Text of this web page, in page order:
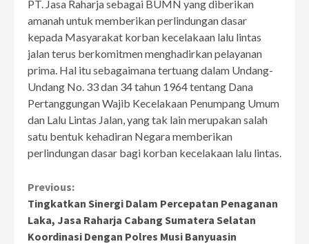
PT. Jasa Raharja sebagai BUMN yang diberikan
amanah untuk memberikan perlindungan dasar
kepada Masyarakat korban kecelakaan lalu lintas
jalan terus berkomitmen menghadirkan pelayanan
prima. Hal itu sebagaimana tertuang dalam Undang-
Undang No. 33 dan 34 tahun 1964 tentang Dana
Pertanggungan Wajib Kecelakaan Penumpang Umum
dan Lalu Lintas Jalan, yang tak lain merupakan salah
satu bentuk kehadiran Negara memberikan
perlindungan dasar bagi korban kecelakaan lalu lintas.
Continue
Reading
Previous:
Tingkatkan Sinergi Dalam Percepatan Penaganan
Laka, Jasa Raharja Cabang Sumatera Selatan
Koordinasi Dengan Polres Musi Banyuasin